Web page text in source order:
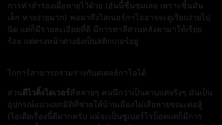
การทำสำรองเผื่อหายไว้ด้วย (อันนี้ชื่นชมเลย เพราะชิ้นมัน
เล็ก หายง่ายมาก) พอมาถึงไลเนอร์กาโออาจจะดูเรียบง่ายไป
นิด แต่ก็มีรายละเอียดที่ดี มีการทาสีส่วนหลังคามาให้เรียย
ร้อย แต่ตรงหน้าต่างยังเป็นสติกเกอร์อยู่
ไกการ์สามารถรวมร่างกับสเตลธ์กาโอได้
ส่วนดีไวดิ้งไดเวอร์ที่หลายๆ คนนึกว่าเป็นดาบแต่จริงๆ มันเป็น
อุปกรณ์แบ่วแยกมิติที่ช่วยให้บ้านเมืองไม่เสียหายขณะต่อสู้
(ไอเดียเรื่องนี้ดีมากครับ แม้จะเป็นซูเปอร์โรบ็อตแต่ก็มีการ